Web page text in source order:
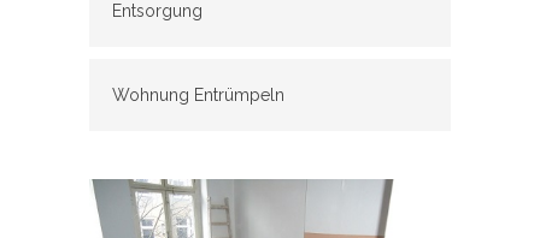
Entsorgung
Wohnung Entrümpeln